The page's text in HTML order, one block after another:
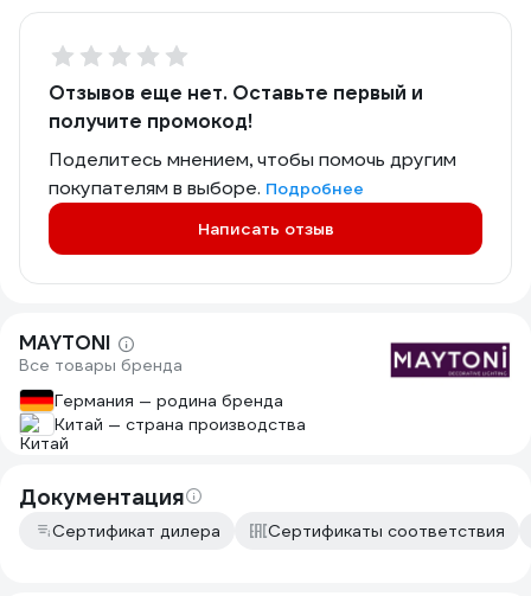
Отзывов еще нет. Оставьте первый и
получите промокод!
Поделитесь мнением, чтобы помочь другим
покупателям в выборе. Подробнее
Написать отзыв
MAYTONI
Все товары бренда
Германия — родина бренда
Китай — страна производства
Документация
Сертификат дилера Сертификаты соответствия